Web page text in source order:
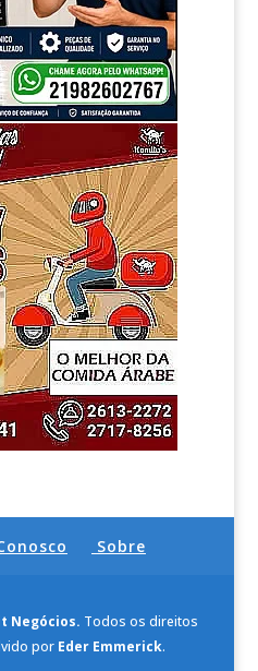
Sobre
Negócios. Todos os direitos
por Eder Emmerick.